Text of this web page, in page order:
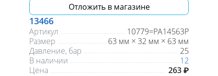
Отложить в магазине
13466
Артикул
10779=PA14563P
Размер
63 мм × 32 мм × 63 мм
Давление, бар
25
В наличии
12
Цена
263 ₽